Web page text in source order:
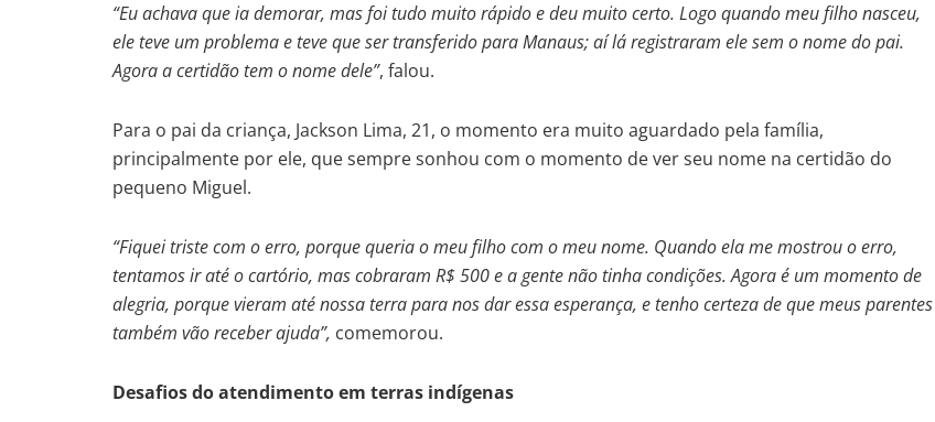
“Eu achava que ia demorar, mas foi tudo muito rápido e deu muito certo. Logo quando meu filho nasceu,
ele teve um problema e teve que ser transferido para Manaus; aí lá registraram ele sem o nome do pai.
Agora a certidão tem o nome dele”, falou.
Para o pai da criança, Jackson Lima, 21, o momento era muito aguardado pela família,
principalmente por ele, que sempre sonhou com o momento de ver seu nome na certidão do
pequeno Miguel.
“Fiquei triste com o erro, porque queria o meu filho com o meu nome. Quando ela me mostrou o erro,
tentamos ir até o cartório, mas cobraram R$ 500 e a gente não tinha condições. Agora é um momento de
alegria, porque vieram até nossa terra para nos dar essa esperança, e tenho certeza de que meus parentes
também vão receber ajuda”, comemorou.
Desafios do atendimento em terras indígenas